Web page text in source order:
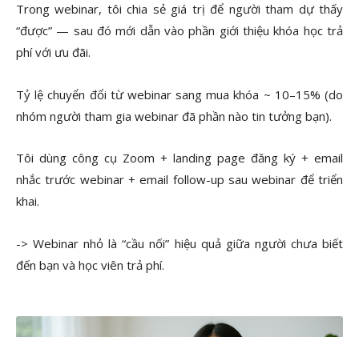
Trong webinar, tôi chia sẻ giá trị để người tham dự thấy
“được” — sau đó mới dẫn vào phần giới thiệu khóa học trả
phí với ưu đãi.
Tỷ lệ chuyển đổi từ webinar sang mua khóa ~ 10–15% (do
nhóm người tham gia webinar đã phần nào tin tưởng bạn).
Tôi dùng công cụ Zoom + landing page đăng ký + email
nhắc trước webinar + email follow-up sau webinar để triển
khai.
-> Webinar nhỏ là “cầu nối” hiệu quả giữa người chưa biết
đến bạn và học viên trả phí.